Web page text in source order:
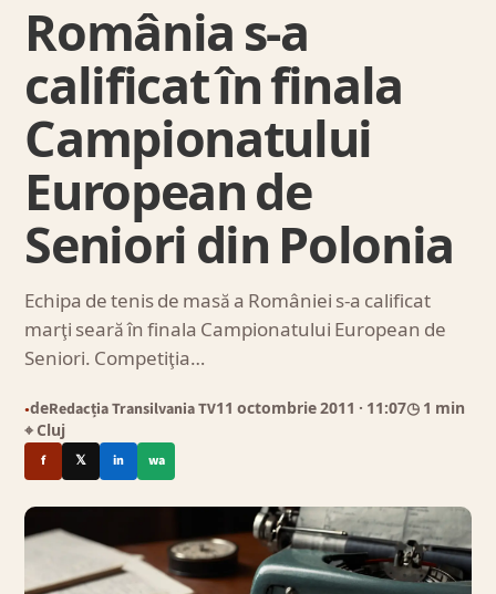
România s-a
calificat în finala
Campionatului
European de
Seniori din Polonia
Echipa de tenis de masă a României s-a calificat
marţi seară în finala Campionatului European de
Seniori. Competiţia…
●deRedacția Transilvania TV11 octombrie 2011 · 11:07◷ 1 min
⌖ Cluj
f 𝕏 in wa